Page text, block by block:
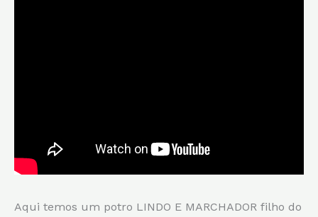
Aqui temos um potro LINDO E MARCHADOR filho do